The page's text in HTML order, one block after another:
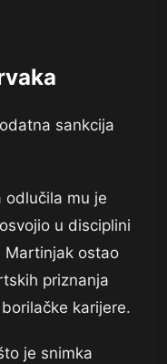
sankcija
odlučila mu je
u disciplini
Martinjak ostao
priznanja
karijere.
je snimka